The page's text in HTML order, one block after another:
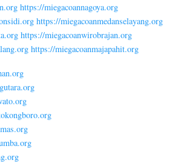
https://miegacoannagoya.org
https://miegacoanmedanselayang.org
https://miegacoanwirobrajan.org
https://miegacoanmajapahit.org